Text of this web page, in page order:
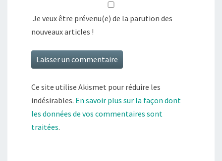
Je veux être prévenu(e) de la parution des
nouveaux articles !
Ce site utilise Akismet pour réduire les
indésirables. En savoir plus sur la façon dont
les données de vos commentaires sont
traitées.